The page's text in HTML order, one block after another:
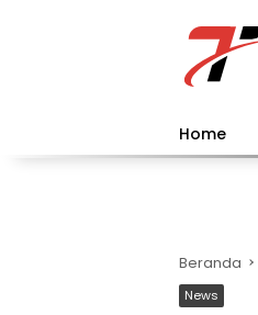
Home
Beranda
News